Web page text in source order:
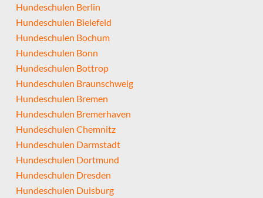
Hundeschulen Berlin
Hundeschulen Bielefeld
Hundeschulen Bochum
Hundeschulen Bonn
Hundeschulen Bottrop
Hundeschulen Braunschweig
Hundeschulen Bremen
Hundeschulen Bremerhaven
Hundeschulen Chemnitz
Hundeschulen Darmstadt
Hundeschulen Dortmund
Hundeschulen Dresden
Hundeschulen Duisburg